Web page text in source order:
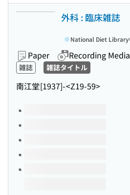
外科 : 臨床雑誌
Paper Recording Media
雑誌 雑誌タイトル
南江堂[1937]-<Z19-59>
National Diet Library
Volumes of this title